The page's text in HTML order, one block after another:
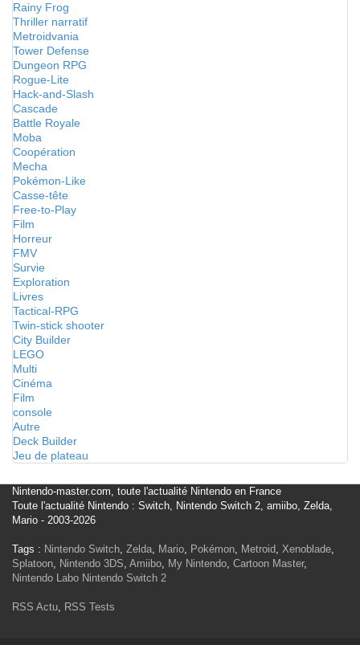
Rainy Frog
Thriller narratif
Metroidvania
Tower Defense
Dungeon RPG
Rogue-Lite
Hack-and-Slash
Cascade
Battle Royale
Moba
Coopération
Mecha
Pokémon-Like
Casse-tête
Free-to-Play
Film
Horreur
FMV
Survie
Exploration
Livres
Tactical-RPG
Twin-stick shooter
City Builder
LEGO
Multi
Cinéma
Film
console
Autre
Deck Builder
Jeu de plateau
Nintendo-master.com, toute l'actualité Nintendo en France
Toute l'actualité Nintendo : Switch, Nintendo Switch 2, amiibo, Zelda,
Mario - 2003-2026
Tags : Nintendo Switch, Zelda, Mario, Pokémon, Metroid, Xenoblade,
Splatoon, Nintendo 3DS, Amiibo, My Nintendo, Cartoon Master,
Nintendo Labo Nintendo Switch 2
RSS Actu, RSS Tests